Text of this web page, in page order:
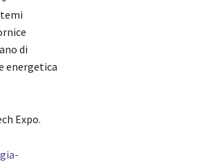
di
energetica
Expo.